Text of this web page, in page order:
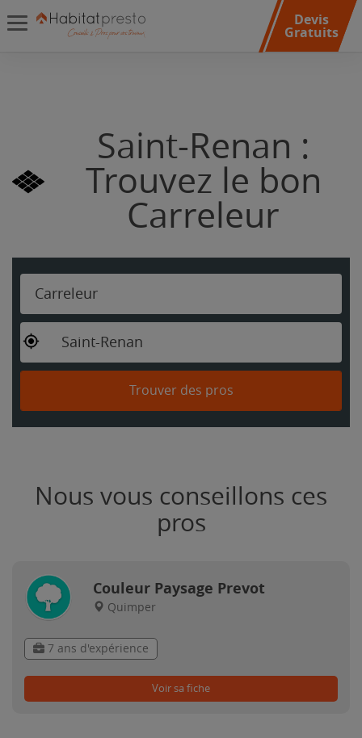
Devis
Gratuits
Saint-Renan :
Trouvez le bon
Carreleur
Carreleur
Saint-Renan
Trouver des pros
Nous vous conseillons ces
pros
Couleur Paysage Prevot
Quimper
7 ans d'expérience
Voir sa fiche